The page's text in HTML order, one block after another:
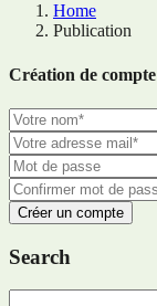
Home
Publication
Création de compte
Créer un compte
Search